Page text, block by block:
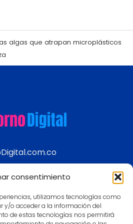
consentimiento
utilizamos tecnologías como
y/o acceder a la información del
de estas tecnologías nos permitirá
algas que atrapan microplásticos
legal
de Privacidad